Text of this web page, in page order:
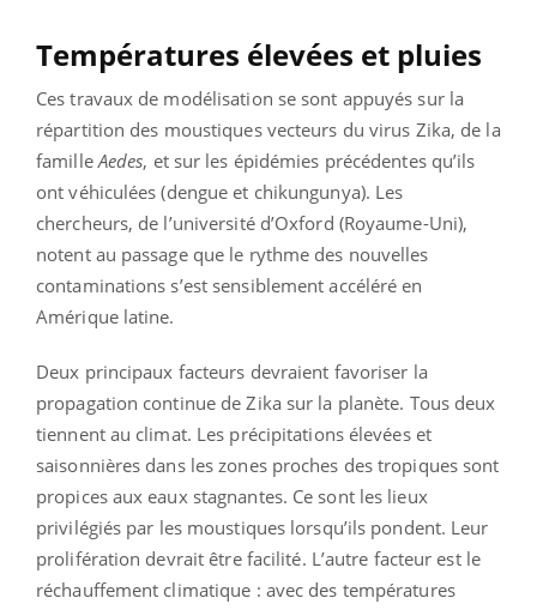
Températures élevées et pluies
Ces travaux de modélisation se sont appuyés sur la
répartition des moustiques vecteurs du virus Zika, de la
famille Aedes, et sur les épidémies précédentes qu’ils
ont véhiculées (dengue et chikungunya). Les
chercheurs, de l’université d’Oxford (Royaume-Uni),
notent au passage que le rythme des nouvelles
contaminations s’est sensiblement accéléré en
Amérique latine.
Deux principaux facteurs devraient favoriser la
propagation continue de Zika sur la planète. Tous deux
tiennent au climat. Les précipitations élevées et
saisonnières dans les zones proches des tropiques sont
propices aux eaux stagnantes. Ce sont les lieux
privilégiés par les moustiques lorsqu’ils pondent. Leur
prolifération devrait être facilité. L’autre facteur est le
réchauffement climatique : avec des températures